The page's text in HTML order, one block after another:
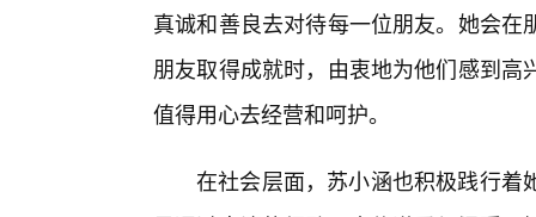
真诚和善良去对待每一位朋友。她会
朋友取得成就时，由衷地为他们感到
值得用心去经营和呵护。
在社会层面，苏小涵也积极践行着